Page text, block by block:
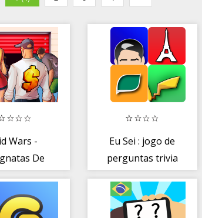
Wars -
De
Penhores
Eu Sei : jogo de
perguntas trivia